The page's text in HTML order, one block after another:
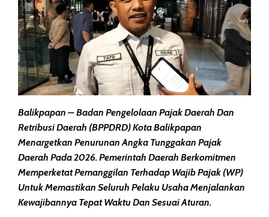
Balikpapan – Badan Pengelolaan Pajak Daerah Dan
Retribusi Daerah (BPPDRD) Kota Balikpapan
Menargetkan Penurunan Angka Tunggakan Pajak
Daerah Pada 2026. Pemerintah Daerah Berkomitmen
Memperketat Pemanggilan Terhadap Wajib Pajak (WP)
Untuk Memastikan Seluruh Pelaku Usaha Menjalankan
Kewajibannya Tepat Waktu Dan Sesuai Aturan.